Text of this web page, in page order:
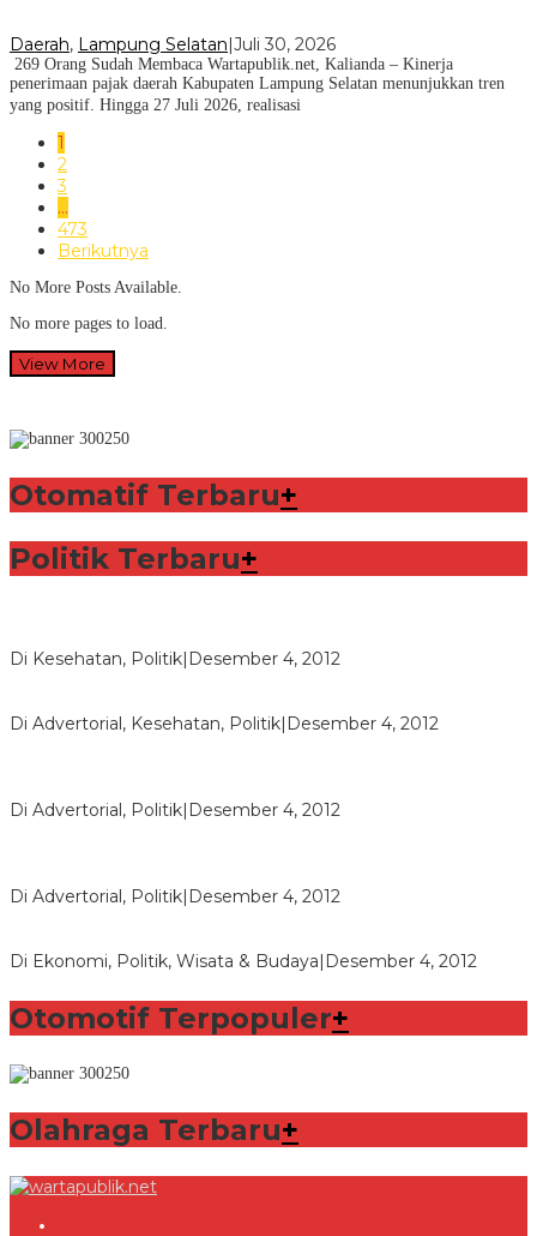
Daerah, Lampung Selatan|Juli 30, 2026
269 Orang Sudah Membaca Wartapublik.net, Kalianda – Kinerja
penerimaan pajak daerah Kabupaten Lampung Selatan menunjukkan tren
yang positif. Hingga 27 Juli 2026, realisasi
1
2
3
…
473
Berikutnya
No More Posts Available.
No more pages to load.
View More
Otomatif Terbaru+
Politik Terbaru+
Di Kesehatan, Politik| Desember 4, 2012
Di Advertorial, Kesehatan, Politik| Desember 4, 2012
Di Advertorial, Politik| Desember 4, 2012
Di Advertorial, Politik| Desember 4, 2012
Di Ekonomi, Politik, Wisata & Budaya| Desember 4, 2012
Otomotif Terpopuler+
Olahraga Terbaru+